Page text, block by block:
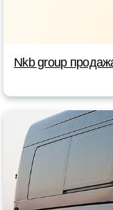
Nkb group